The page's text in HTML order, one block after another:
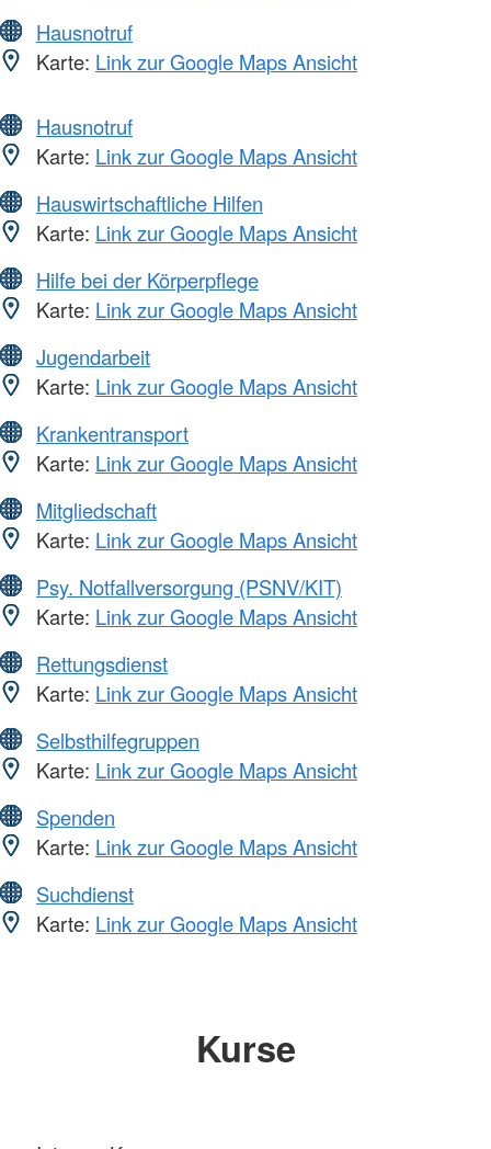
Hausnotruf
Karte: Link zur Google Maps Ansicht
Hausnotruf
Karte: Link zur Google Maps Ansicht
Hauswirtschaftliche Hilfen
Karte: Link zur Google Maps Ansicht
Hilfe bei der Körperpflege
Karte: Link zur Google Maps Ansicht
Jugendarbeit
Karte: Link zur Google Maps Ansicht
Krankentransport
Karte: Link zur Google Maps Ansicht
Mitgliedschaft
Karte: Link zur Google Maps Ansicht
Psy. Notfallversorgung (PSNV/KIT)
Karte: Link zur Google Maps Ansicht
Rettungsdienst
Karte: Link zur Google Maps Ansicht
Selbsthilfegruppen
Karte: Link zur Google Maps Ansicht
Spenden
Karte: Link zur Google Maps Ansicht
Suchdienst
Karte: Link zur Google Maps Ansicht
Kurse